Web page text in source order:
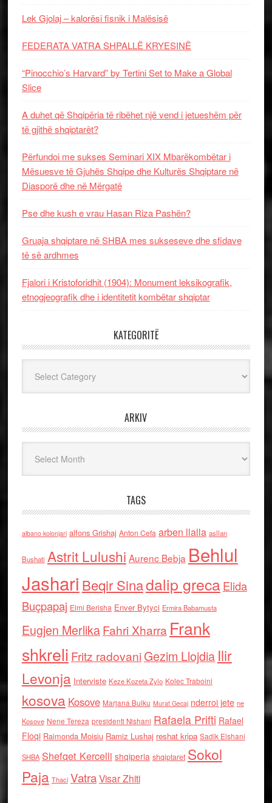
Lek Gjolaj – kalorësi fisnik i Malësisë
FEDERATA VATRA SHPALLË KRYESINË
“Pinocchio’s Harvard” by Tertini Set to Make a Global
Slice
A duhet që Shqipëria të ribëhet një vend i jetueshëm për
të gjithë shqiptarët?
Përfundoi me sukses Seminari XIX Mbarëkombëtar i
Mësuesve të Gjuhës Shqipe dhe Kulturës Shqiptare në
Diasporë dhe në Mërgatë
Pse dhe kush e vrau Hasan Riza Pashën?
Gruaja shqiptare në SHBA mes sukseseve dhe sfidave
të së ardhmes
Fjalori i Kristoforidhit (1904): Monument leksikografik,
etnogjeografik dhe i identitetit kombëtar shqiptar
KATEGORITË
ARKIV
TAGS
albano kolonjari alfons Grishaj Anton Cefa arben llalla asllan
Bushati Astrit Lulushi Aurenc Bebja Behlul
Jashari Beqir Sinadalip grecaElida
Buçpapaj Elmi Berisha Enver Bytyci Ermira Babamusta
Eugjen MerlikaFahri Xharra Frank
shkreli Fritz radovaniGezim Llojdia Ilir
Levonja Interviste Keze Kozeta Zylo Kolec Traboini
kosova Kosove Marjana Bulku Murat Gecaj nderroi jete ne
Kosove Nene Tereza presidenti Nishani Rafaela Prifti Rafael
Floqi Raimonda Moisiu Ramiz Lushaj reshat kripa Sadik Elshani
SHBA Shefqet Kercelli shqiperia shqiptaret Sokol
Paja Thaci VatraVisar Zhiti